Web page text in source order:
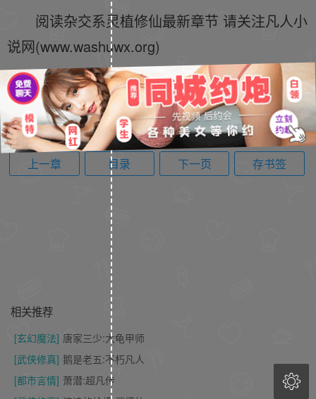
阅读杂交系灵植修仙最新章节 请关注凡人小
说网(www.washuwx.org)
上一章 目录 下一页 存书签
相关推荐
[玄幻魔法] 唐家三少:大龟甲师
[武侠修真] 鹅是老五:不朽凡人
[都市言情] 萧潜:超凡传
